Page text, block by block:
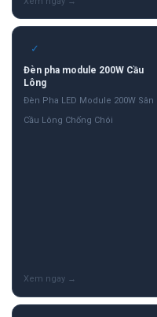
✓
Đèn pha module 200W Cầu
Lông
Đèn Pha LED Module 200W Sân
Cầu Lông Chống Chói